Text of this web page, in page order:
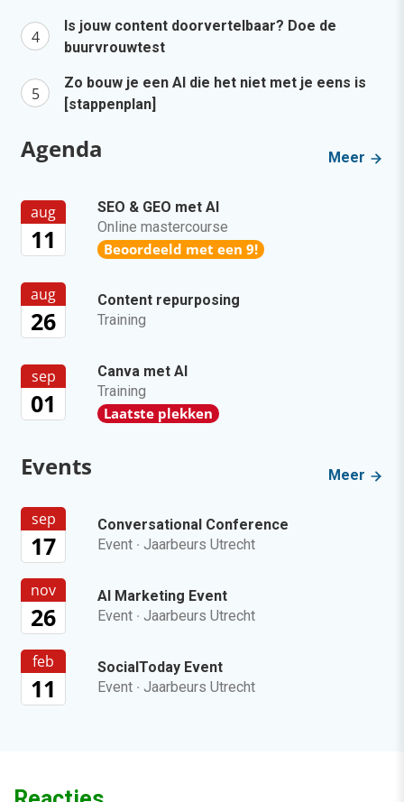
Is jouw content doorvertelbaar? Doe de
buurvrouwtest
Zo bouw je een AI die het niet met je eens is
[stappenplan]
Agenda Meer
aug
11
SEO & GEO met AI
Online mastercourse
Beoordeeld met een 9!
aug
26
Content repurposing
Training
sep
01
Canva met AI
Training
Laatste plekken
Events Meer
sep
17
Conversational Conference
Event · Jaarbeurs Utrecht
nov
26
AI Marketing Event
Event · Jaarbeurs Utrecht
feb
11
SocialToday Event
Event · Jaarbeurs Utrecht